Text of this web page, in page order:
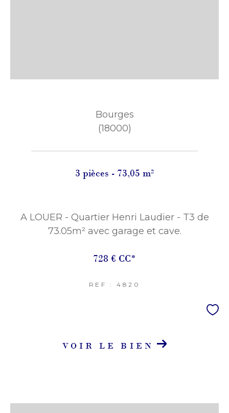
Bourges
(18000)
3 pièces - 73,05 m²
A LOUER - Quartier Henri Laudier - T3 de
73.05m² avec garage et cave.
728 € CC*
REF : 4820
VOIR LE BIEN